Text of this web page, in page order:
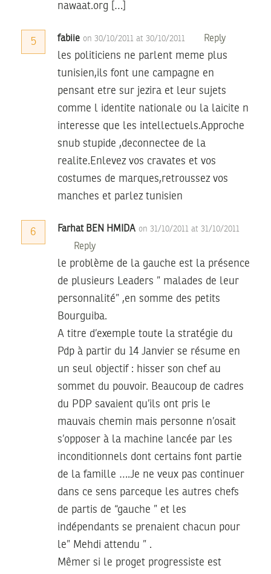
nawaat.org […]
5 fabiie on 30/10/2011 at 30/10/2011 Reply
les politiciens ne parlent meme plus
tunisien,ils font une campagne en
pensant etre sur jezira et leur sujets
comme l identite nationale ou la laicite n
interesse que les intellectuels.Approche
snub stupide ,deconnectee de la
realite.Enlevez vos cravates et vos
costumes de marques,retroussez vos
manches et parlez tunisien
6 Farhat BEN HMIDA on 31/10/2011 at 31/10/2011
Reply
le problème de la gauche est la présence
de plusieurs Leaders ” malades de leur
personnalité” ,en somme des petits
Bourguiba.
A titre d’exemple toute la stratégie du
Pdp à partir du 14 Janvier se résume en
un seul objectif : hisser son chef au
sommet du pouvoir. Beaucoup de cadres
du PDP savaient qu’ils ont pris le
mauvais chemin mais personne n’osait
s’opposer à la machine lancée par les
inconditionnels dont certains font partie
de la famille ….Je ne veux pas continuer
dans ce sens parceque les autres chefs
de partis de “gauche ” et les
indépendants se prenaient chacun pour
le” Mehdi attendu ” .
Mêmer si le proget progressiste est